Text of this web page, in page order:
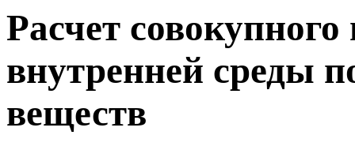
Расчет
внутренней среды
веществ